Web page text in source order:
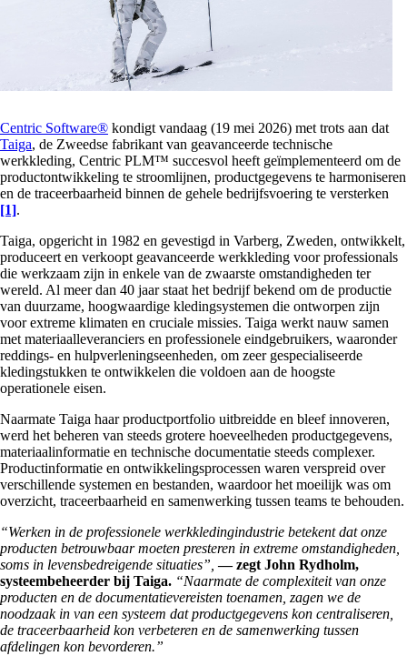
Centric Software® kondigt vandaag (19 mei 2026) met trots aan dat
Taiga, de Zweedse fabrikant van geavanceerde technische
werkkleding, Centric PLM™ succesvol heeft geïmplementeerd om de
productontwikkeling te stroomlijnen, productgegevens te harmoniseren
en de traceerbaarheid binnen de gehele bedrijfsvoering te versterken
[1].
Taiga, opgericht in 1982 en gevestigd in Varberg, Zweden, ontwikkelt,
produceert en verkoopt geavanceerde werkkleding voor professionals
die werkzaam zijn in enkele van de zwaarste omstandigheden ter
wereld. Al meer dan 40 jaar staat het bedrijf bekend om de productie
van duurzame, hoogwaardige kledingsystemen die ontworpen zijn
voor extreme klimaten en cruciale missies. Taiga werkt nauw samen
met materiaalleveranciers en professionele eindgebruikers, waaronder
reddings- en hulpverleningseenheden, om zeer gespecialiseerde
kledingstukken te ontwikkelen die voldoen aan de hoogste
operationele eisen.
Naarmate Taiga haar productportfolio uitbreidde en bleef innoveren,
werd het beheren van steeds grotere hoeveelheden productgegevens,
materiaalinformatie en technische documentatie steeds complexer.
Productinformatie en ontwikkelingsprocessen waren verspreid over
verschillende systemen en bestanden, waardoor het moeilijk was om
overzicht, traceerbaarheid en samenwerking tussen teams te behouden.
“Werken in de professionele werkkledingindustrie betekent dat onze
producten betrouwbaar moeten presteren in extreme omstandigheden,
soms in levensbedreigende situaties”, — zegt John Rydholm,
systeembeheerder bij Taiga. “Naarmate de complexiteit van onze
producten en de documentatievereisten toenamen, zagen we de
noodzaak in van een systeem dat productgegevens kon centraliseren,
de traceerbaarheid kon verbeteren en de samenwerking tussen
afdelingen kon bevorderen.”